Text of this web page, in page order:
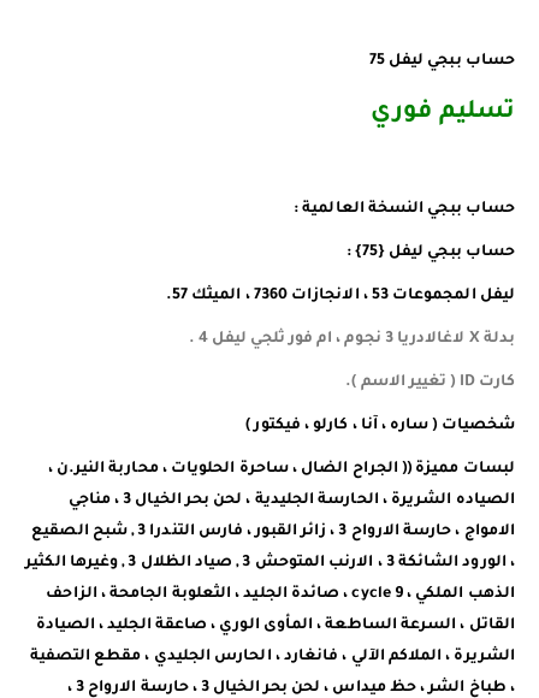
حساب ببجي ليفل 75
تسليم فوري
حساب ببجي النسخة العالمية :
حساب ببجي ليفل {75} :
ليفل المجموعات 53 ، الانجازات 7360 ، الميثك 57.
بدلة X لاغالادريا 3 نجوم ، ام فور ثلجي ليفل 4 .
كارت ID ( تغيير الاسم ).
شخصيات ( ساره ، آنا ، كارلو ، فيكتور )
لبسات مميزة (( الجراح الضال ، ساحرة الحلويات ، محاربة النير.ن ،
الصياده الشريرة ، الحارسة الجليدية ، لحن بحر الخيال 3 ، مناجي
الامواج ، حارسة الارواح 3 ، زائر القبور ، فارس التندرا 3 , شبح الصقيع
، الورود الشائكة 3 ، الارنب المتوحش 3 , صياد الظلال 3 , وغيرها الكثير
الذهب الملكي ، cycle 9 ، صائدة الجليد ، الثعلوبة الجامحة ، الزاحف
القاتل ، السرعة الساطعة ، المأوى الوري ، صاعقة الجليد ، الصيادة
الشريرة ، الملاكم الآلي ، فانغارد ، الحارس الجليدي ، مقطع التصفية
، طباخ الشر ، حظ ميداس ، لحن بحر الخيال 3 ، حارسة الارواح 3 ،